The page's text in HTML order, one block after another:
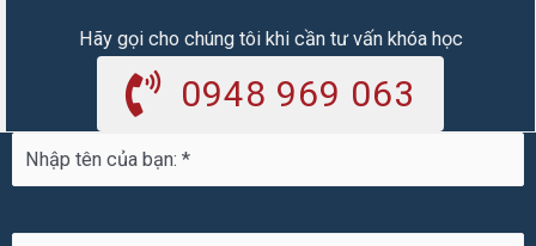
Hãy gọi cho chúng tôi khi cần tư vấn khóa học
0948 969 063